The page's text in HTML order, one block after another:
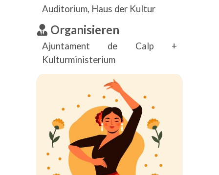
Auditorium, Haus der Kultur
Organisieren
Ajuntament de Calp +
Kulturministerium